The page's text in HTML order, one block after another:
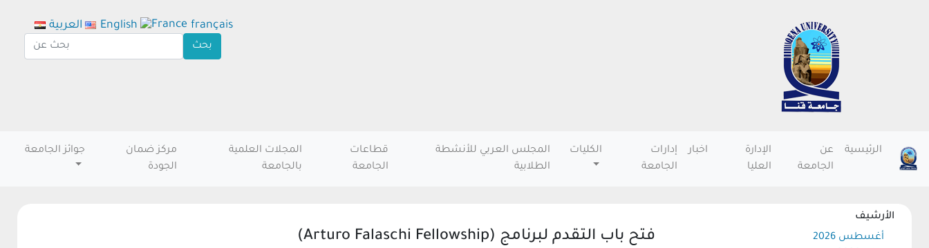
الرئيسية
عن
الجامعة
الإدارة
العليا
اخبار
إدارات
الجامعة
الكليات
المجلس العربي للأنشطة
الطلابية
قطاعات
الجامعة
المجلات العلمية
بالجامعة
مركز ضمان
الجودة
جوائز الجامعة
الأرشيف
أغسطس 2026
فتح باب التقدم لبرنامج (Arturo Falaschi Fellowship)
العربية English français